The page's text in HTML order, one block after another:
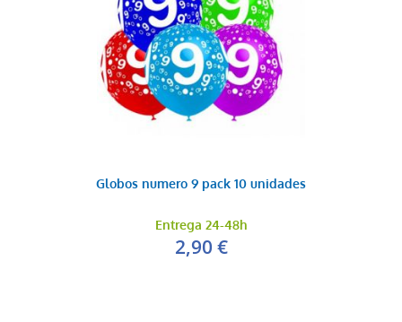
Globos numero 9 pack 10 unidades
Entrega 24-48h
2,90 €